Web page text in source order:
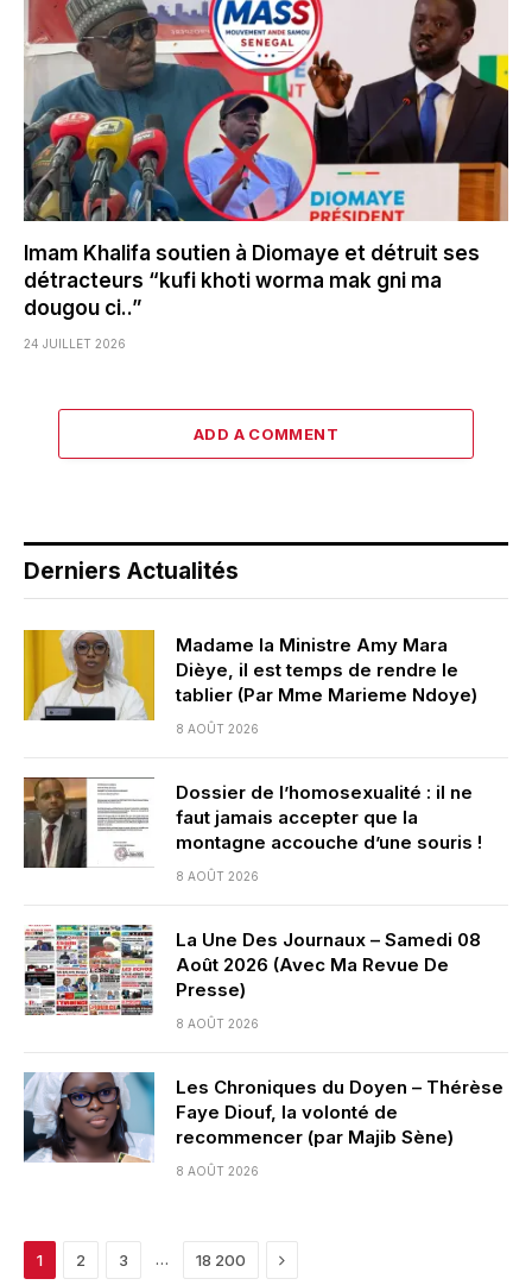
Imam Khalifa soutien à Diomaye et détruit ses
détracteurs “kufi khoti worma mak gni ma
dougou ci..”
24 JUILLET 2026
ADD A COMMENT
Derniers Actualités
Madame la Ministre Amy Mara
Dièye, il est temps de rendre le
tablier (Par Mme Marieme Ndoye)
8 AOÛT 2026
Dossier de l’homosexualité : il ne
faut jamais accepter que la
montagne accouche d’une souris !
8 AOÛT 2026
La Une Des Journaux – Samedi 08
Août 2026 (Avec Ma Revue De
Presse)
8 AOÛT 2026
Les Chroniques du Doyen – Thérèse
Faye Diouf, la volonté de
recommencer (par Majib Sène)
8 AOÛT 2026
1 2 3 … 18 200 Next